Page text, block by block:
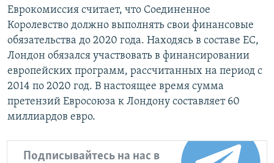
Еврокомиссия считает, что Соединенное
Королевство должно выполнять свои финансовые
обязательства до 2020 года. Находясь в составе ЕС,
Лондон обязался участвовать в финансировании
европейских программ, рассчитанных на период с
2014 по 2020 год. В настоящее время сумма
претензий Евросоюза к Лондону составляет 60
миллиардов евро.
Подписывайтесь на нас в